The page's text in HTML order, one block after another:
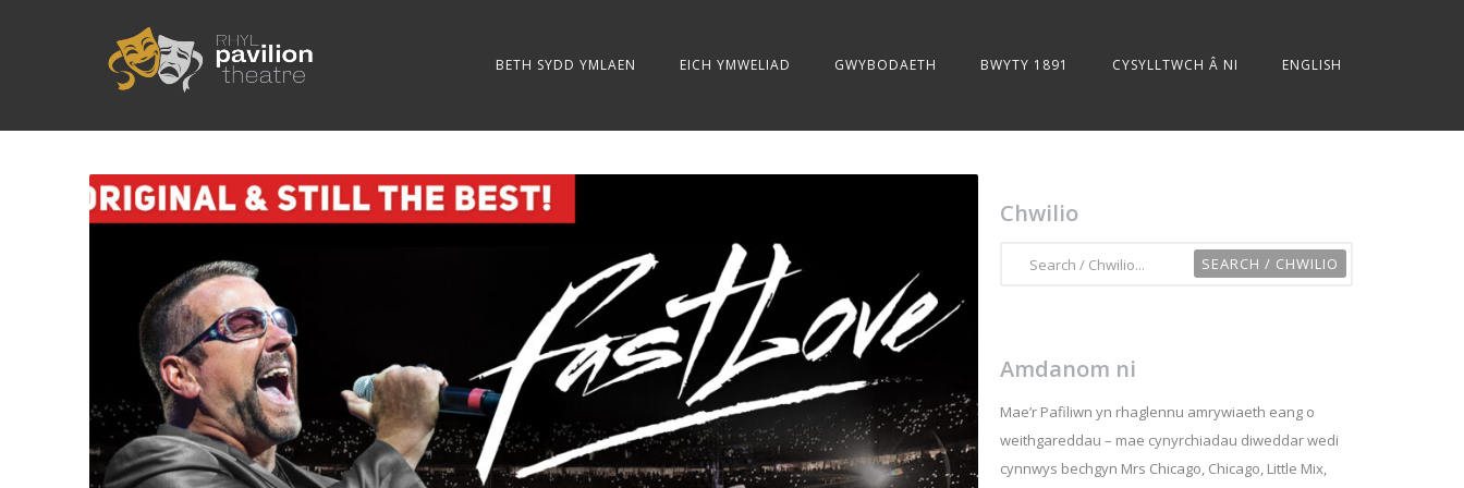
BETH SYDD YMLAEN EICH YMWELIAD GWYBODAETH BWYTY 1891 CYSYLLTWCH Â NI ENGLISH
Chwilio
Amdanom ni
Mae’r Pafiliwn yn rhaglennu amrywiaeth eang o
weithgareddau – mae cynyrchiadau diweddar wedi
cynnwys bechgyn Mrs Chicago, Chicago, Little Mix,